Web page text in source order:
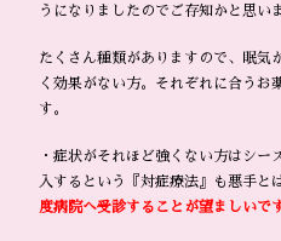
うになりましたのでご存知かと思い
たくさん種類がありますので、眠気
く効果がない方。それぞれに合うお
す。
・症状がそれほど強くない方はシ
入するという『対症療法』も悪手と
度病院へ受診することが望ましいです